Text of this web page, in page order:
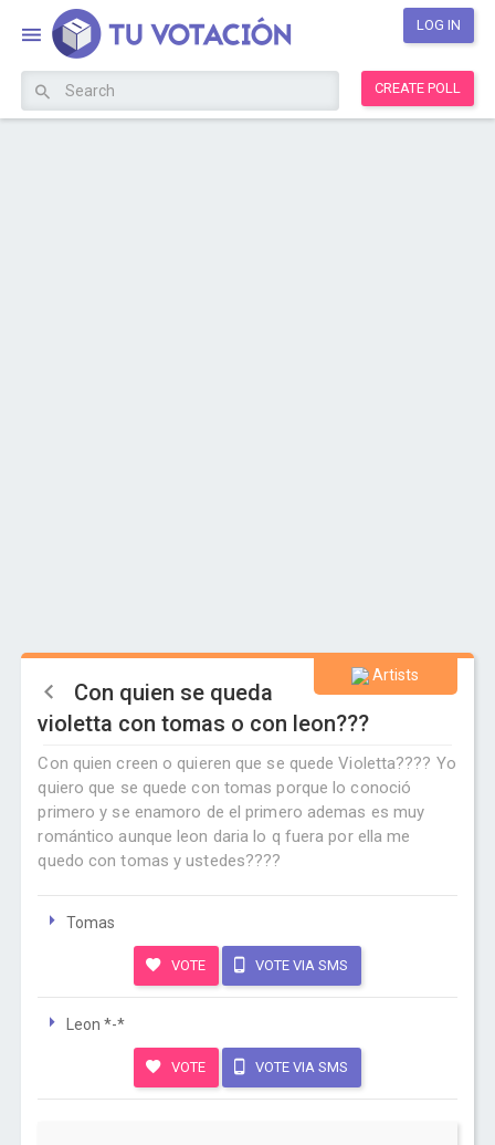
LOG IN
CREATE POLL
Artists
Con quien se queda
violetta con tomas o con leon???
Con quien creen o quieren que se quede Violetta???? Yo
quiero que se quede con tomas porque lo conoció
primero y se enamoro de el primero ademas es muy
romántico aunque leon daria lo q fuera por ella me
quedo con tomas y ustedes????
Tomas
VOTE VOTE VIA SMS
Leon *-*
VOTE VOTE VIA SMS